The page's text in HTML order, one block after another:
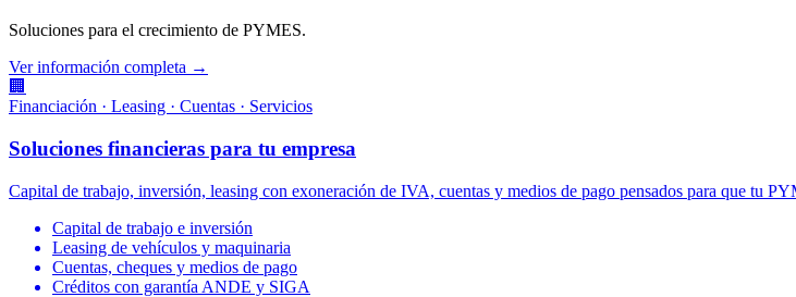
Soluciones para el crecimiento de PYMES.
Ver información completa →
🏢
Financiación · Leasing · Cuentas · Servicios
Soluciones financieras para tu empresa
Capital de trabajo, inversión, leasing con exoneración de IVA, cuentas y medios de pago pensados para que tu
Capital de trabajo e inversión
Leasing de vehículos y maquinaria
Cuentas, cheques y medios de pago
Créditos con garantía ANDE y SIGA